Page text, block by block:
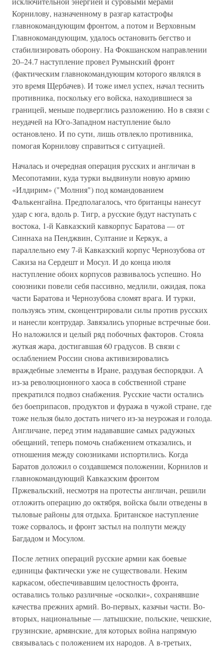
Корнилову, назначенному в разгар катастрофы
главнокомандующим фронтом, а потом и Верховным
Главнокомандующим, удалось остановить бегство и
стабилизировать оборону. На Фокшанском направлении
20–24.7 наступление провел Румынский фронт
(фактическим главнокомандующим которого являлся в
это время Щербачев). И тоже имел успех, начал теснить
противника, поскольку его войска, находившиеся за
границей, меньше подверглись разложению. Но в связи с
неудачей на Юго-Западном наступление было
остановлено. И по сути, лишь отвлекло противника,
помогая Корнилову справиться с ситуацией.
Началась и очередная операция русских и англичан в
Месопотамии, куда турки выдвинули новую армию
«Илдирим» ("Молния") под командованием
Фалькенгайна. Предполагалось, что британцы нанесут
удар с юга, вдоль р. Тигр, а русские будут наступать с
востока, 1-й Кавказский кавкорпус Баратова — от
Синнаха на Пенджвин, Султание и Керкук, а
параллельно ему 7-й Кавказский корпус Чернозубова от
Сакиза на Сердешт и Мосул. И до конца июля
наступление обоих корпусов развивалось успешно. Но
союзники повели себя пассивно, медлили, ожидая, пока
части Баратова и Чернозубова сломят врага. И турки,
пользуясь этим, сконцентрировали силы против русских
и нанесли контрудар. Завязались упорные встречные бои.
Но наложился и целый ряд побочных факторов. Стояла
жуткая жара, достигавшая 60 градусов. В связи с
ослаблением России снова активизировались
враждебные элементы в Иране, раздувая беспорядки. А
из-за революционного хаоса в собственной стране
прекратился подвоз снабжения. Русские части остались
без боеприпасов, продуктов и фуража в чужой стране, где
тоже нельзя было достать ничего из-за неурожая и голода.
Англичане, перед этим надававшие самых радужных
обещаний, теперь помочь снабжением отказались, и
отношения между союзниками испортились. Когда
Баратов доложил о создавшемся положении, Корнилов и
главнокомандующий Кавказским фронтом
Пржевальский, несмотря на протесты англичан, решили
отложить операцию до октября, войска были отведены в
тыловые районы для отдыха. Британское наступление
тоже сорвалось, и фронт застыл на полпути между
Багдадом и Мосулом.
После летних операций русские армии как боевые
единицы фактически уже не существовали. Неким
каркасом, обеспечивавшим целостность фронта,
оставались только различные «осколки», сохранявшие
качества прежних армий. Во-первых, казачьи части. Во-
вторых, национальные — латышские, польские, чешские,
грузинские, армянские, для которых война напрямую
связывалась с положением их народов. А в-третьих,